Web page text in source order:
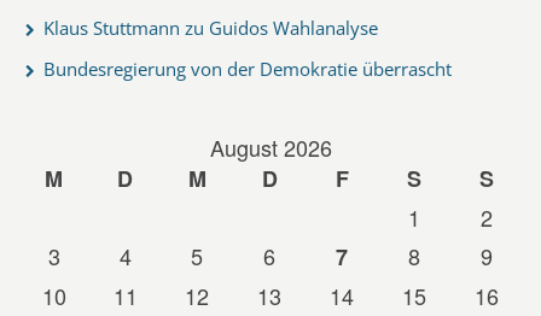
Klaus Stuttmann zu Guidos Wahlanalyse
Bundesregierung von der Demokratie überrascht
August 2026
M
D M D F S
S
1
2
3
4 5 6 7 8
9
10
11 12 13 14 15
16